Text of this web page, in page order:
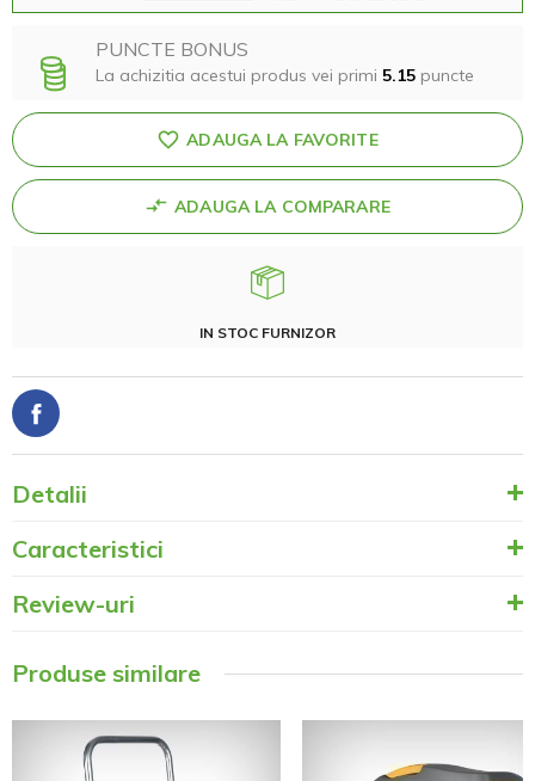
PUNCTE BONUS
La achizitia acestui produs vei primi 5.15 puncte
ADAUGA LA FAVORITE
ADAUGA LA COMPARARE
IN STOC FURNIZOR
Detalii
Caracteristici
Review-uri
Produse similare